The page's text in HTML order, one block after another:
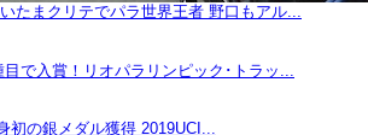
たまクリテでパラ世界王者 野口もアル...
で入賞！リオパラリンピック･トラッ...
初の銀メダル獲得 2019UCI...